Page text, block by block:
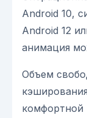
Android 10,
Android 12
анимация
Объем
комфортной